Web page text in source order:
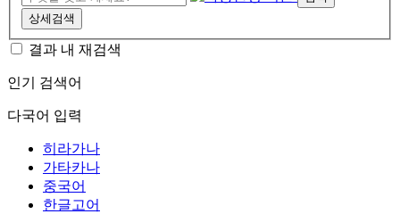
상세검색
결과 내 재검색
인기 검색어
다국어 입력
히라가나
가타카나
중국어
한글고어